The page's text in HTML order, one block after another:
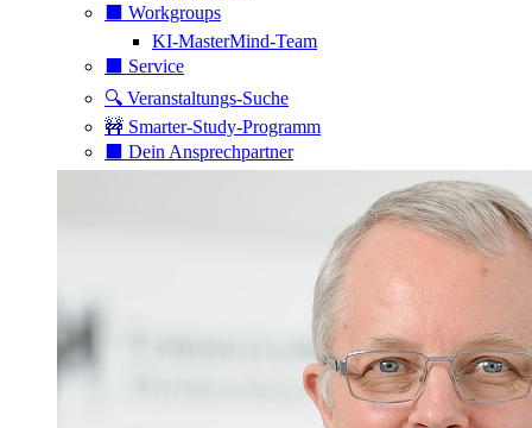
⬛️ Workgroups
KI-MasterMind-Team
⬛️ Service
🔍 Veranstaltungs-Suche
🚧 Smarter-Study-Programm
⬛️ Dein Ansprechpartner